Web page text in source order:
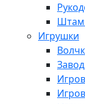
Игрушки